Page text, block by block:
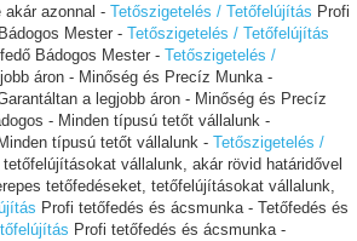
azonnal - Tetőszigetelés / Tetőfelújítás Profi
Mester - Tetőszigetelés / Tetőfelújítás
Bádogos Mester - Tetőszigetelés /
áron - Minőség és Precíz Munka -
a legjobb áron - Minőség és Precíz
- Minden típusú tetőt vállalunk -
típusú tetőt vállalunk - Tetőszigetelés /
vállalunk, akár rövid határidővel
tetőfedéseket, tetőfelújításokat vállalunk,
Profi tetőfedés és ácsmunka - Tetőfedés és
Profi tetőfedés és ácsmunka -